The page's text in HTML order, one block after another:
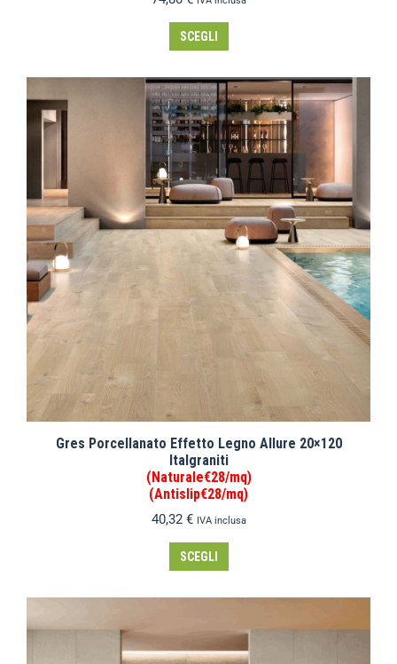
SCEGLI
Gres Porcellanato Effetto Legno Allure 20×120
Italgraniti
(Naturale€28/mq)
(Antislip€28/mq)
40,32 € IVA inclusa
SCEGLI